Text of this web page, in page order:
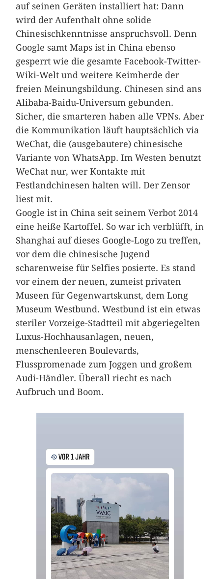
auf seinen Geräten installiert hat: Dann
wird der Aufenthalt ohne solide
Chinesischkenntnisse anspruchsvoll. Denn
Google samt Maps ist in China ebenso
gesperrt wie die gesamte Facebook-Twitter-
Wiki-Welt und weitere Keimherde der
freien Meinungsbildung. Chinesen sind ans
Alibaba-Baidu-Universum gebunden.
Sicher, die smarteren haben alle VPNs. Aber
die Kommunikation läuft hauptsächlich via
WeChat, die (ausgebautere) chinesische
Variante von WhatsApp. Im Westen benutzt
WeChat nur, wer Kontakte mit
Festlandchinesen halten will. Der Zensor
liest mit.
Google ist in China seit seinem Verbot 2014
eine heiße Kartoffel. So war ich verblüfft, in
Shanghai auf dieses Google-Logo zu treffen,
vor dem die chinesische Jugend
scharenweise für Selfies posierte. Es stand
vor einem der neuen, zumeist privaten
Museen für Gegenwartskunst, dem Long
Museum Westbund. Westbund ist ein etwas
steriler Vorzeige-Stadtteil mit abgeriegelten
Luxus-Hochhausanlagen, neuen,
menschenleeren Boulevards,
Flusspromenade zum Joggen und großem
Audi-Händler. Überall riecht es nach
Aufbruch und Boom.